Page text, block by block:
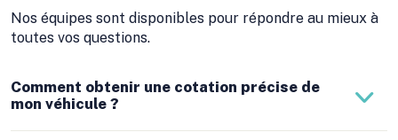
Nos équipes sont disponibles pour répondre au mieux à
toutes vos questions.
Comment obtenir une cotation précise de
mon véhicule ?